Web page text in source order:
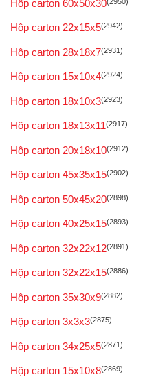
Hộp carton 60x50x30
Hộp carton 22x15x5(2942)
Hộp carton 28x18x7(2931)
Hộp carton 15x10x4(2924)
Hộp carton 18x10x3(2923)
Hộp carton 18x13x11(2917)
Hộp carton 20x18x10(2912)
Hộp carton 45x35x15(2902)
Hộp carton 50x45x20(2898)
Hộp carton 40x25x15(2893)
Hộp carton 32x22x12(2891)
Hộp carton 32x22x15(2886)
Hộp carton 35x30x9(2882)
Hộp carton 3x3x3(2875)
Hộp carton 34x25x5(2871)
Hộp carton 15x10x8(2869)